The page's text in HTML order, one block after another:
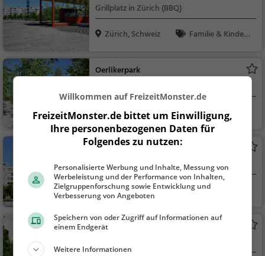
Grillplatz in Zürich (BBQ)
Zürich, Schweiz
Familie & Kinder,
Oerlikerpark
Zürich, Schweiz
Familie & Kinder,
Natur
Aussichtsturm
Aussichtspunkt in Zürich
Zürich, Schweiz
Aussichtspunkt, F
r
Oerliker Turm
Willkommen auf FreizeitMonster.de
FreizeitMonster.de bittet um Einwilligung,
Ihre personenbezogenen Daten für
Folgendes zu nutzen:
Personalisierte Werbung und Inhalte, Messung von
Werbeleistung und der Performance von Inhalten,
Zielgruppenforschung sowie Entwicklung und
Verbesserung von Angeboten
Speichern von oder Zugriff auf Informationen auf
einem Endgerät
Weitere Informationen